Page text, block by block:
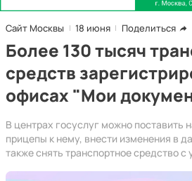
Сайт Москвы 18 июня Поделиться
Более 130 тысяч
средств
офисах "Мои
В центрах госуслуг можно поставить
прицепы к нему, внести изменения в
также снять транспортное средство с